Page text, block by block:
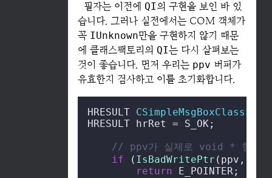
필자는 이전에 QI의 구현을 보인 바 있
습니다. 그러나 실전에서는 COM 객체가
꼭 IUnknown만을 구현하지 않기 때문
에 클래스팩토리의 QI는 다시 살펴보는
것이 좋습니다. 먼저 우리는 ppv 버퍼가
유효한지 검사하고 이를 초기화합니다.
HRESULT
HRESULT hrRet = S_OK;
// ppv가 실제로 void * 형 버퍼
if ( IsBadWritePtr (ppv,
return E_POINTER;